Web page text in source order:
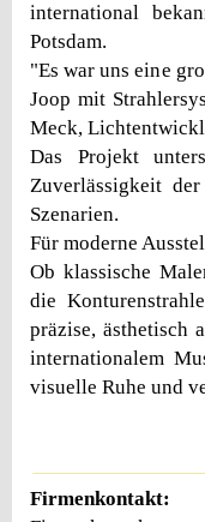
international
Potsdam.
"Es war uns eine
Joop mit
Meck,
Das Projekt
Zuverlässigkeit
Szenarien.
Für moderne
Ob klassische
die
präzise, ästhetisch
internationalem
visuelle Ruhe und
Firmenkontakt: